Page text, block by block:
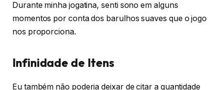
Durante minha jogatina, senti sono em alguns
momentos por conta dos barulhos suaves que o jogo
nos proporciona.
Infinidade de Itens
Eu também não poderia deixar de citar a quantidade